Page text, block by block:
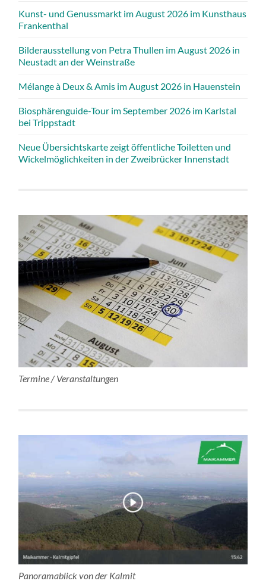
Kunst- und Genussmarkt im August 2026 im Kunsthaus
Frankenthal
Bilderausstellung von Petra Thullen im August 2026 in
Neustadt an der Weinstraße
Mélange à Deux & Amis im August 2026 in Hauenstein
Biosphärenguide-Tour im September 2026 im Karlstal
bei Trippstadt
Neue Übersichtskarte zeigt öffentliche Toiletten und
Wickelmöglichkeiten in der Zweibrücker Innenstadt
Termine / Veranstaltungen
Panoramablick von der Kalmit